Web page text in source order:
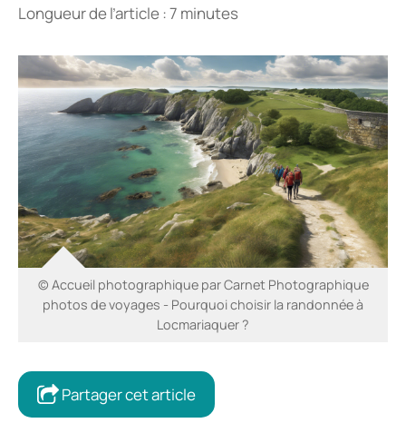
Longueur de l’article : 7 minutes
© Accueil photographique par Carnet Photographique
photos de voyages - Pourquoi choisir la randonnée à
Locmariaquer ?
Partager cet article